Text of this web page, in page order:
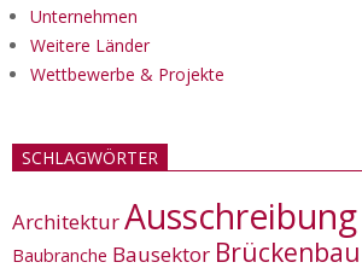
Unternehmen
Weitere Länder
Wettbewerbe & Projekte
SCHLAGWÖRTER
ArchitekturAusschreibung
Baubranche Bausektor Brückenbau